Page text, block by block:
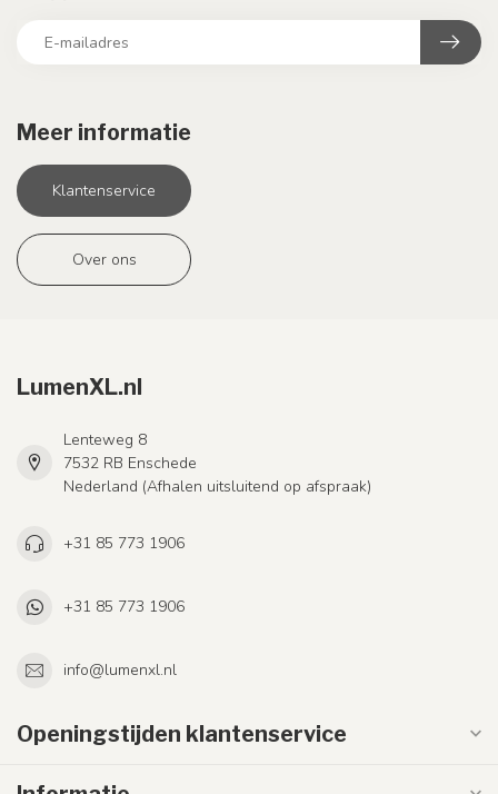
Meer informatie
Klantenservice
Over ons
LumenXL.nl
Lenteweg 8
7532 RB Enschede
Nederland (Afhalen uitsluitend op afspraak)
+31 85 773 1906
+31 85 773 1906
info@lumenxl.nl
Openingstijden klantenservice